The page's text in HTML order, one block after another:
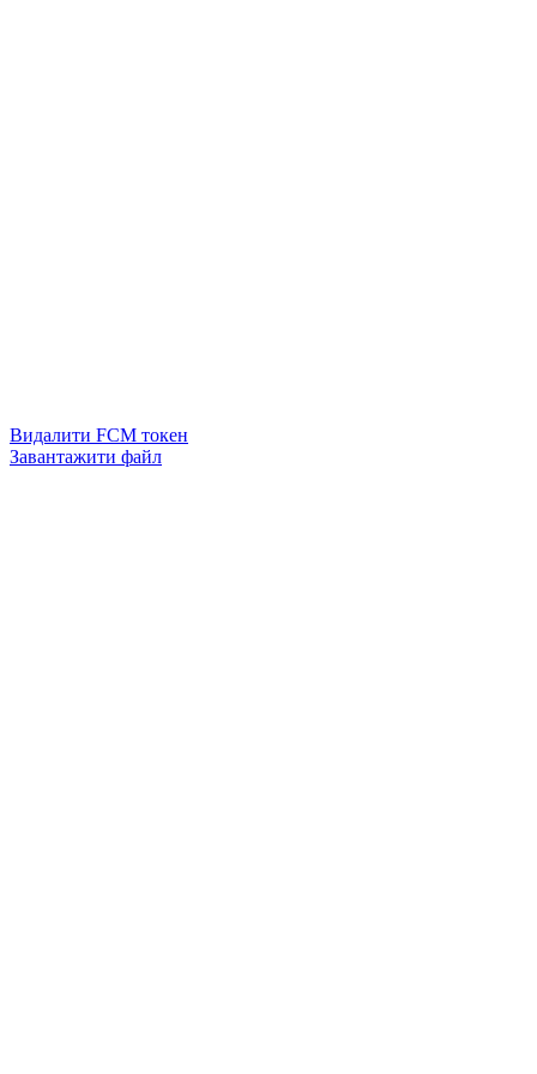
Видалити FCM токен
Завантажити файл